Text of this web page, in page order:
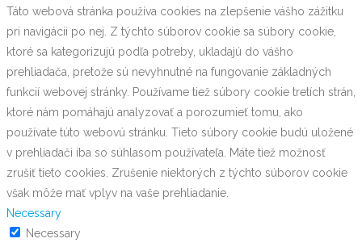
Táto webová stránka používa cookies na zlepšenie vášho zážitku
pri navigácii po nej. Z týchto súborov cookie sa súbory cookie,
ktoré sa kategorizujú podľa potreby, ukladajú do vášho
prehliadača, pretože sú nevyhnutné na fungovanie základných
funkcií webovej stránky. Používame tiež súbory cookie tretích strán,
ktoré nám pomáhajú analyzovať a porozumieť tomu, ako
používate túto webovú stránku. Tieto súbory cookie budú uložené
v prehliadači iba so súhlasom používateľa. Máte tiež možnosť
zrušiť tieto cookies. Zrušenie niektorých z týchto súborov cookie
však môže mať vplyv na vaše prehliadanie.
Necessary
Necessary